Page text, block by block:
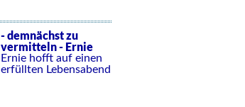
- demnächst zu
vermitteln - Ernie
Ernie hofft auf einen
erfüllten Lebensabend